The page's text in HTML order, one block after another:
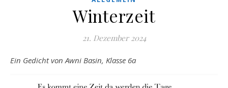
Winterzeit
21. Dezember 2024
Ein Gedicht von Awni Basin, Klasse 6a